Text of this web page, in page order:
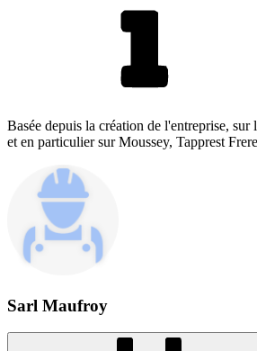
Basée depuis la création de l'entreprise, sur
et en particulier sur Moussey, Tapprest
Sarl Maufroy